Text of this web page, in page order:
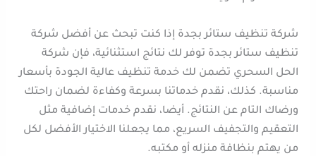
شركة تنظيف ستائر بجدة إذا كنت تبحث عن أفضل شركة
تنظيف ستائر بجدة توفر لك نتائج استثنائية، فإن شركة
الحل السحري تضمن لك خدمة تنظيف عالية الجودة بأسعار
مناسبة. كذلك، نقدم خدماتنا بسرعة وكفاءة لضمان راحتك
ورضاك التام عن النتائج. أيضا، نقدم خدمات إضافية مثل
التعقيم والتجفيف السريع، مما يجعلنا الاختيار الأفضل لكل
من يهتم بنظافة منزله أو مكتبه.